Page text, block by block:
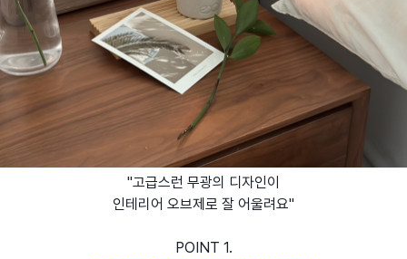
"고급스런 무광의 디자인이
인테리어 오브제로 잘 어울려요"
POINT 1.